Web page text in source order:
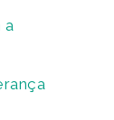
a